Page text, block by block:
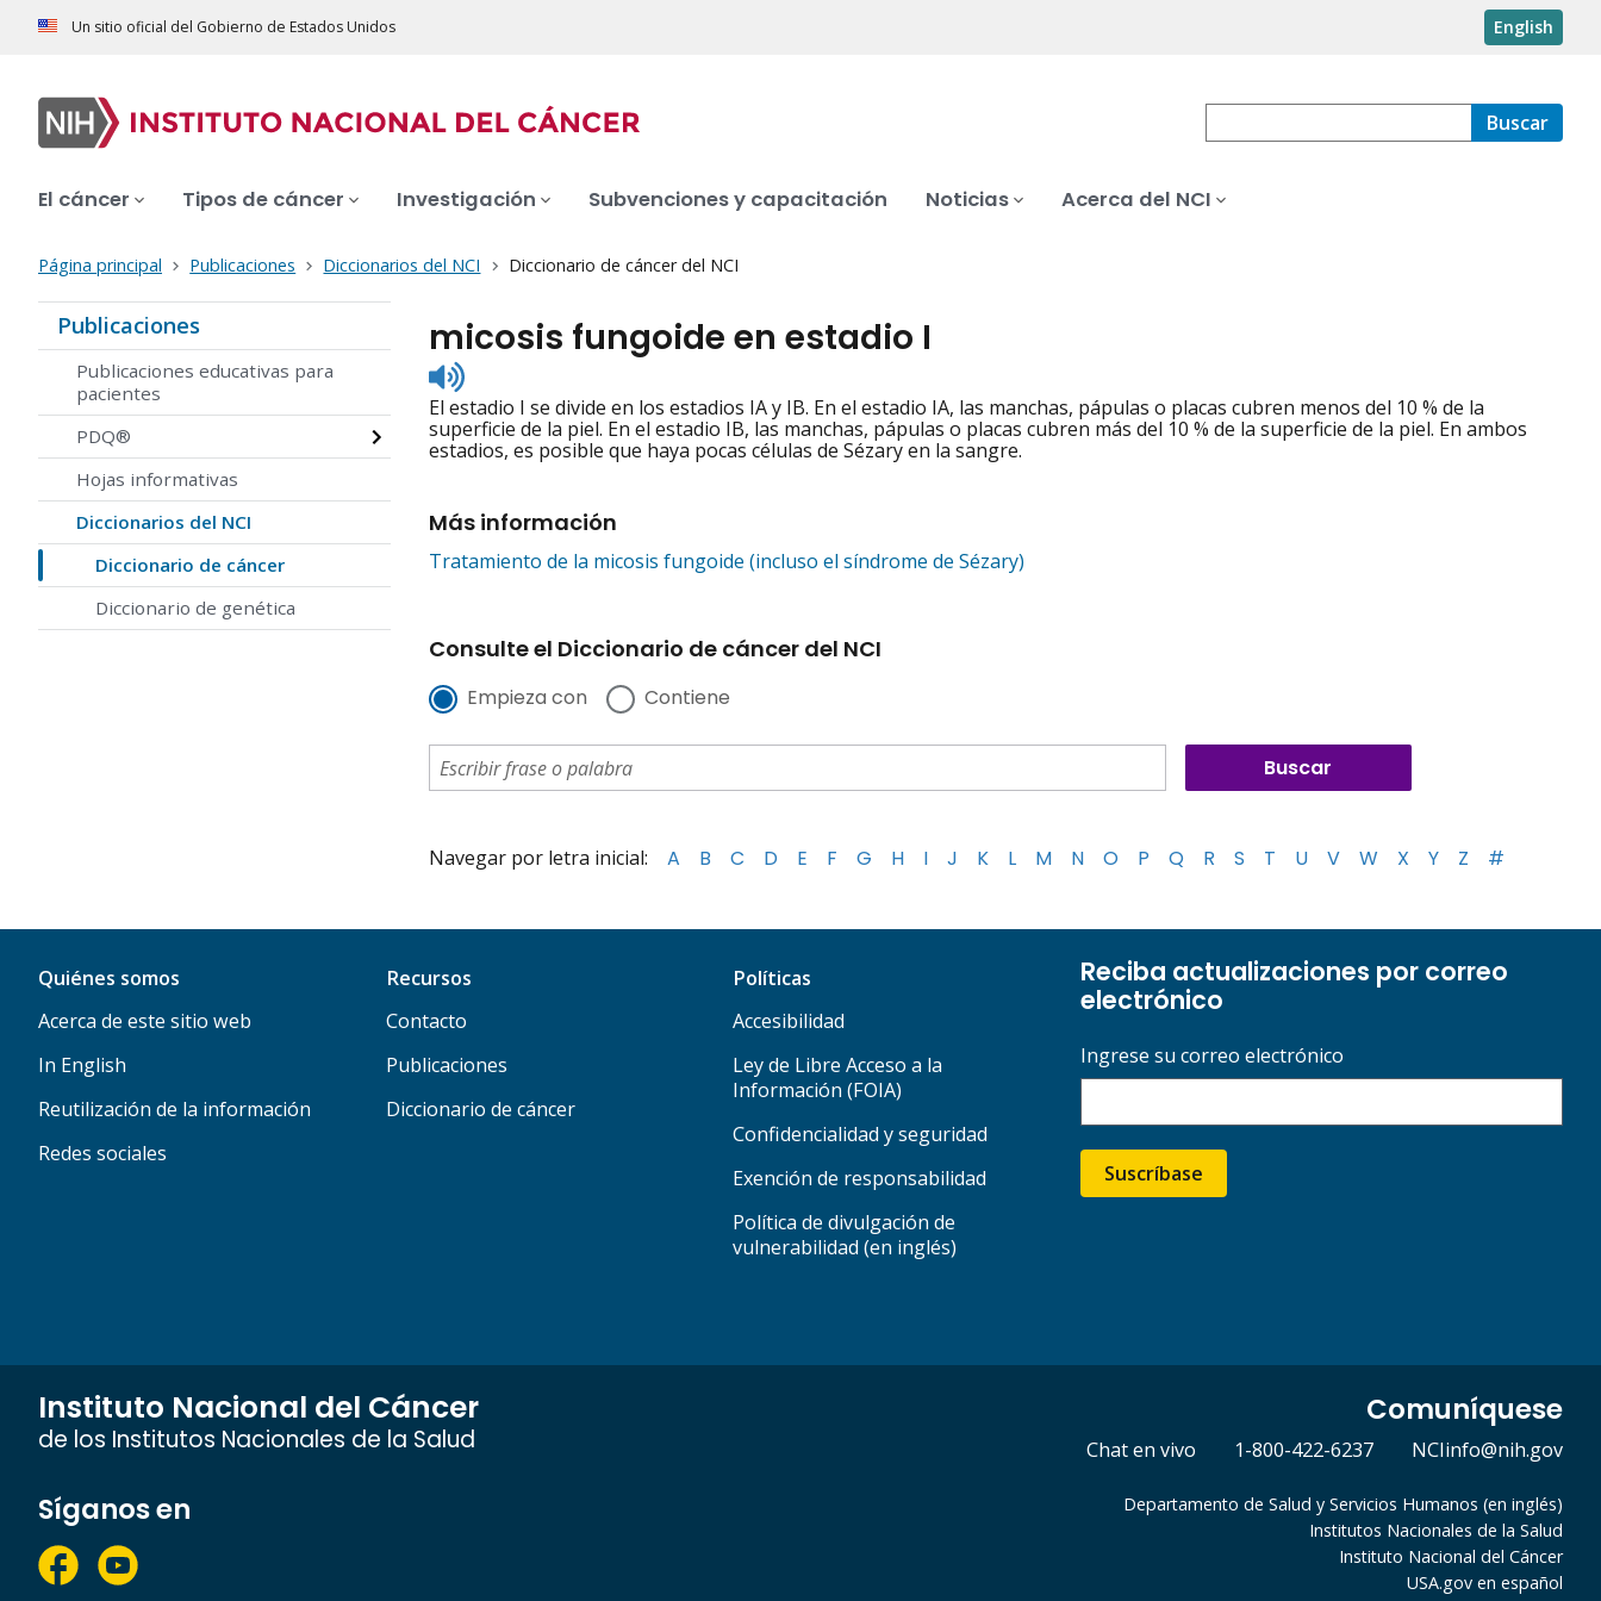
Un sitio oficial del Gobierno de Estados Unidos English
Buscar
El cáncer Tipos de cáncer Investigación Subvenciones y capacitación Noticias Acerca del NCI
Página principal Publicaciones Diccionarios del NCI Diccionario de cáncer del NCI
Publicaciones
Publicaciones educativas para
pacientes
PDQ®
Hojas informativas
Diccionarios del NCI
Diccionario de cáncer
Diccionario de genética
micosis fungoide en estadio I
Listen
to
pronunciation
El estadio I se divide en los estadios IA y IB. En el estadio IA, las manchas, pápulas o placas cubren menos del 10 % de la
superficie de la piel. En el estadio IB, las manchas, pápulas o placas cubren más del 10 % de la superficie de la piel. En ambos
estadios, es posible que haya pocas células de Sézary en la sangre.
Más información
Tratamiento de la micosis fungoide (incluso el síndrome de Sézary)
Consulte el Diccionario de cáncer del NCI
Empieza con Contiene
Navegar por letra inicial: A B C D E F G H I J K L M N O P Q R S T U V W X Y Z #
Quiénes somos
Acerca de este sitio web
In English
Reutilización de la información
Redes sociales
Recursos
Contacto
Publicaciones
Diccionario de cáncer
Políticas
Accesibilidad
Ley de Libre Acceso a la
Información (FOIA)
Confidencialidad y seguridad
Exención de responsabilidad
Política de divulgación de
vulnerabilidad (en inglés)
Reciba actualizaciones por correo
electrónico
Ingrese su correo electrónico
Suscríbase
Instituto Nacional del Cáncer
de los Institutos Nacionales de la Salud
Comuníquese
Chat en vivo 1-800-422-6237 NCIinfo@nih.gov
Síganos en
Departamento de Salud y Servicios Humanos (en inglés)
Institutos Nacionales de la Salud
Instituto Nacional del Cáncer
USA.gov en español